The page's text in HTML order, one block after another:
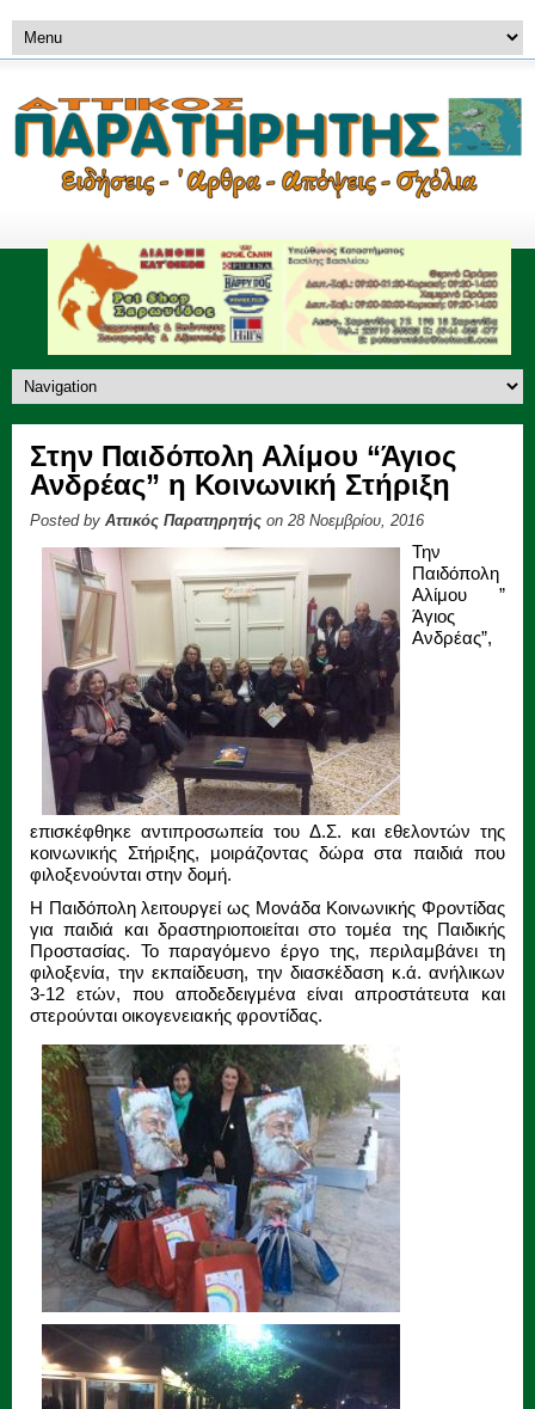
Στην Παιδόπολη Αλίμου “Άγιος
Ανδρέας” η Κοινωνική Στήριξη
Posted by Αττικός Παρατηρητής on 28 Νοεμβρίου, 2016
Την
Παιδόπολη
Αλίμου ”
Άγιος
Ανδρέας”,
επισκέφθηκε αντιπροσωπεία του Δ.Σ. και εθελοντών της
κοινωνικής Στήριξης, μοιράζοντας δώρα στα παιδιά που
φιλοξενούνται στην δομή.
Η Παιδόπολη λειτουργεί ως Μονάδα Κοινωνικής Φροντίδας
για παιδιά και δραστηριοποιείται στο τομέα της Παιδικής
Προστασίας. Το παραγόμενο έργο της, περιλαμβάνει τη
φιλοξενία, την εκπαίδευση, την διασκέδαση κ.ά. ανήλικων
3-12 ετών, που αποδεδειγμένα είναι απροστάτευτα και
στερούνται οικογενειακής φροντίδας.